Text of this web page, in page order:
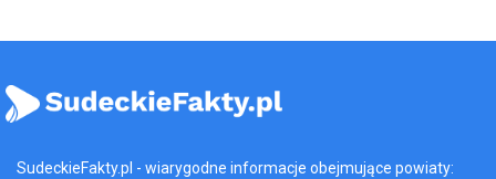
SudeckieFakty.pl - wiarygodne informacje obejmujące powiaty: